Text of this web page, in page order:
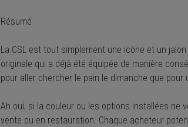
Résumé
La CSL est tout simplement une icône et un
originale qui a déjà été équipée de manière
pour aller chercher le pain le dimanche que
Ah oui, si la couleur ou les options installées ne
vente ou en restauration. Chaque acheteur